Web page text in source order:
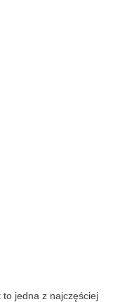
to jedna z najczęściej